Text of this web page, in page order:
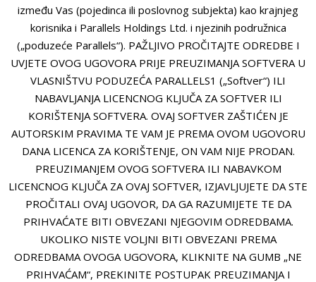
između Vas (pojedinca ili poslovnog subjekta) kao krajnjeg
korisnika i Parallels Holdings Ltd. i njezinih podružnica
(„poduzeće Parallels“). PAŽLJIVO PROČITAJTE ODREDBE I
UVJETE OVOG UGOVORA PRIJE PREUZIMANJA SOFTVERA U
VLASNIŠTVU PODUZEĆA PARALLELS1 („Softver“) ILI
NABAVLJANJA LICENCNOG KLJUČA ZA SOFTVER ILI
KORIŠTENJA SOFTVERA. OVAJ SOFTVER ZAŠTIĆEN JE
AUTORSKIM PRAVIMA TE VAM JE PREMA OVOM UGOVORU
DANA LICENCA ZA KORIŠTENJE, ON VAM NIJE PRODAN.
PREUZIMANJEM OVOG SOFTVERA ILI NABAVKOM
LICENCNOG KLJUČA ZA OVAJ SOFTVER, IZJAVLJUJETE DA STE
PROČITALI OVAJ UGOVOR, DA GA RAZUMIJETE TE DA
PRIHVAĆATE BITI OBVEZANI NJEGOVIM ODREDBAMA.
UKOLIKO NISTE VOLJNI BITI OBVEZANI PREMA
ODREDBAMA OVOGA UGOVORA, KLIKNITE NA GUMB „NE
PRIHVAĆAM“, PREKINITE POSTUPAK PREUZIMANJA I